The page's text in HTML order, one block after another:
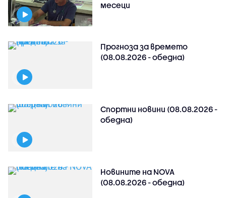
месеци
Прогноза за времето
(08.08.2026 - обедна)
Спортни новини (08.08.2026 -
обедна)
Новините на NOVA
(08.08.2026 - обедна)